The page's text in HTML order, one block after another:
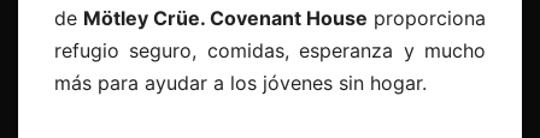
de Mötley Crüe. Covenant House proporciona
refugio seguro, comidas, esperanza y mucho
más para ayudar a los jóvenes sin hogar.